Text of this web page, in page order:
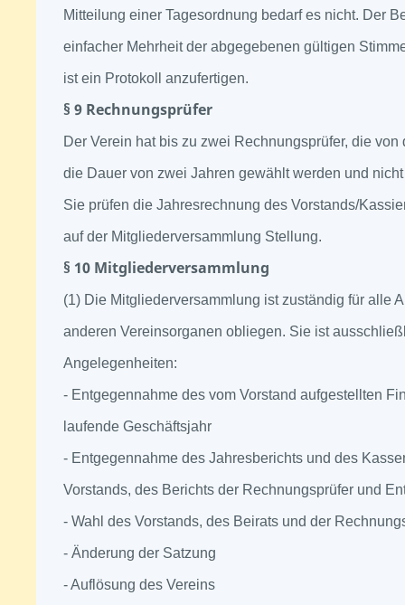
Mitteilung einer Tagesordnung bedarf es nicht. Der
einfacher Mehrheit der abgegebenen gültigen
ist ein Protokoll anzufertigen.
§ 9 Rechnungsprüfer
Der Verein hat bis zu zwei Rechnungsprüfer, die
die Dauer von zwei Jahren gewählt werden und
Sie prüfen die Jahresrechnung des Vorstands/
auf der Mitgliederversammlung Stellung.
§ 10 Mitgliederversammlung
(1) Die Mitgliederversammlung ist zuständig für alle
anderen Vereinsorganen obliegen. Sie ist
Angelegenheiten:
- Entgegennahme des vom Vorstand aufgestellten
laufende Geschäftsjahr
- Entgegennahme des Jahresberichts und des
Vorstands, des Berichts der Rechnungsprüfer und
- Wahl des Vorstands, des Beirats und der
- Änderung der Satzung
- Auflösung des Vereins